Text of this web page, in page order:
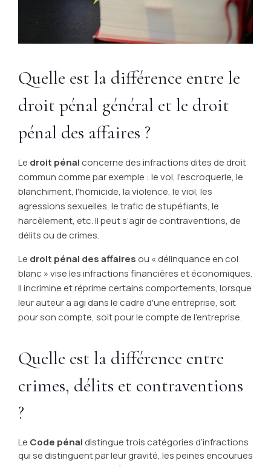
Quelle est la différence entre le
droit pénal général et le droit
pénal des affaires ?
Le droit pénalconcerne des infractions dites de droit
commun comme par exemple : le vol, l'escroquerie, le
blanchiment, l'homicide, la violence, le viol, les
agressions sexuelles, le trafic de stupéfiants, le
harcèlement, etc. Il peut s’agir de contraventions, de
délits ou de crimes.
Le droit pénal des affaires ou « délinquance en col
blanc » vise les infractions financières et économiques.
Il incrimine et réprime certains comportements, lorsque
leur auteur a agi dans le cadre d'une entreprise, soit
pour son compte, soit pour le compte de l'entreprise.
Quelle est la différence entre
crimes, délits et contraventions
?
Le Code pénal distingue trois catégories d’infractions
qui se distinguent par leur gravité, les peines encourues